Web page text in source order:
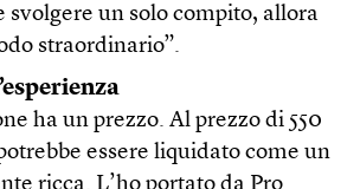
svolgere un solo compito, allora
straordinario”.
ha un prezzo. Al prezzo di 550
essere liquidato come un